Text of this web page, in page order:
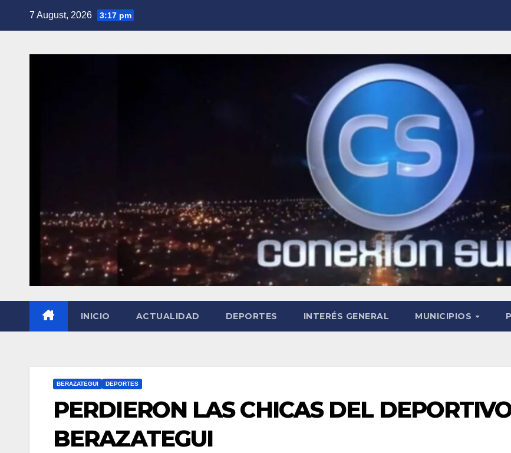
7 August, 2026 3:17 pm
INICIO ACTUALIDAD DEPORTES INTERÉS GENERAL MUNICIPIOS
BERAZATEGUI DEPORTES
PERDIERON LAS CHICAS DEL
BERAZATEGUI